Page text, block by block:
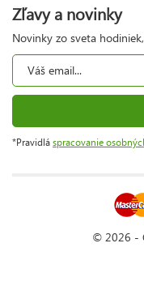
Zľavy a novinky
Novinky zo sveta
*Pravidlá spracovanie
© 2026 -